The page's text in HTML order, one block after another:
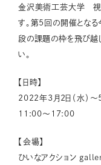
金沢美術工芸大学 視
す。第5回の開催となる
段の課題の枠を飛び越
い。
【日時】
2022年3月2日（水）～5
11:00～17:00
【会場】
ひいなアクション